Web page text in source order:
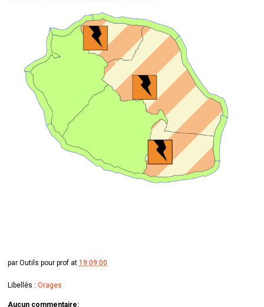
parOutils pour prof at19:09:00
Libellés :Orages
Aucun commentaire: